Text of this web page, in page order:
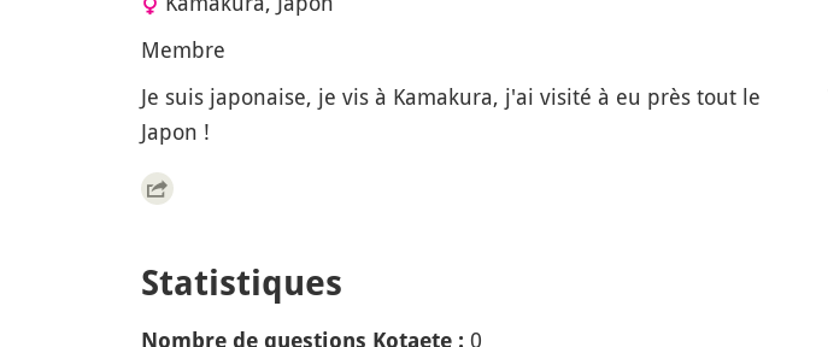
Membre
Je suis japonaise, je vis à Kamakura, j'ai visité à eu près tout le
Japon !
Statistiques
Nombre de questions Kotaete : 0